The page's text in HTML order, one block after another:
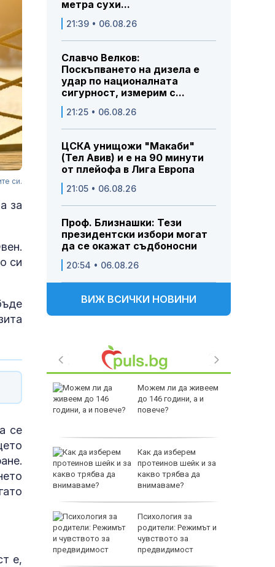
си.
за
си
се
е,
метра сухи...
21:39 • 06.08.26
Славчо Велков:
Поскъпването на дизела е
удар по националната
сигурност, измерим с...
21:25 • 06.08.26
ЦСКА унищожи "Макаби"
(Тел Авив) и е на 90 минути
от плейофа в Лига Европа
21:05 • 06.08.26
Проф. Близнашки: Тези
президентски избори могат
да се окажат съдбоносни
20:54 • 06.08.26
ВИЖ ВСИЧКИ НОВИНИ
по
за
Можем ли да живеем
до 146 години, а и
повече?
Как да изберем
протеинов шейк и за
какво трябва да
внимаваме?
Психология за
родители: Режимът и
чувството за
предвидимост